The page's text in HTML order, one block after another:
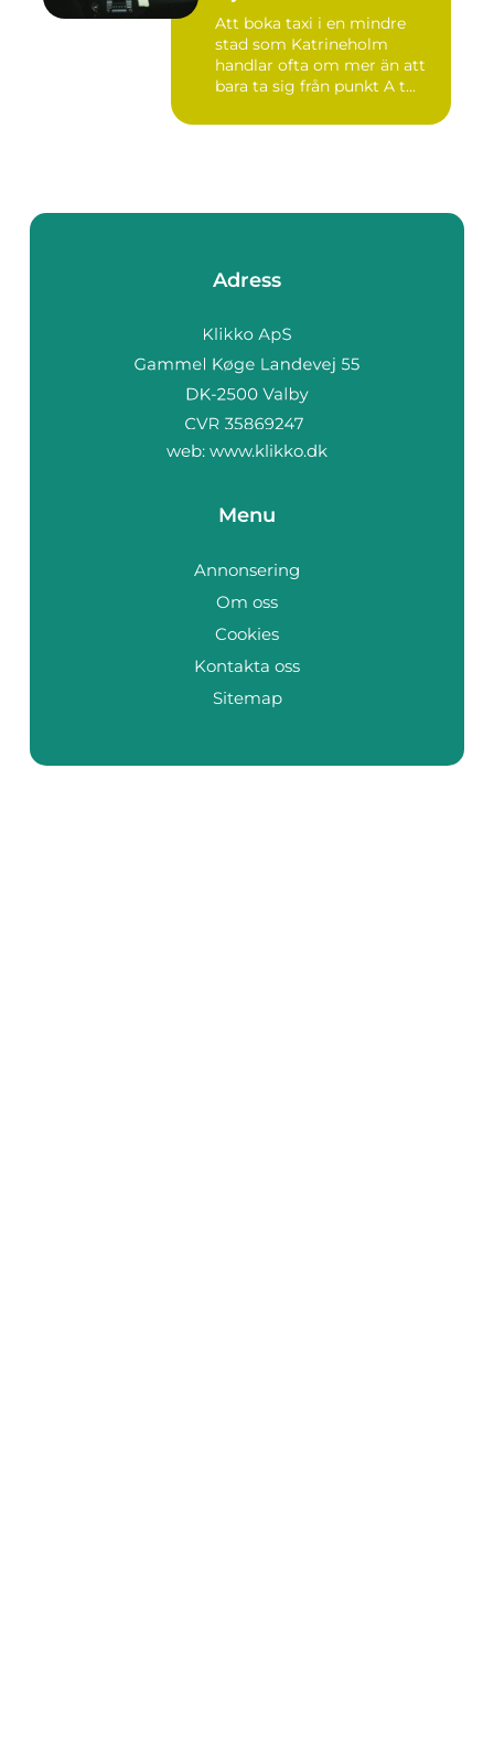
Att boka taxi i en mindre
stad som Katrineholm
handlar ofta om mer än att
bara ta sig från punkt A t...
Adress
web: www.klikko.dk
Menu
Annonsering
Om oss
Cookies
Kontakta oss
Sitemap